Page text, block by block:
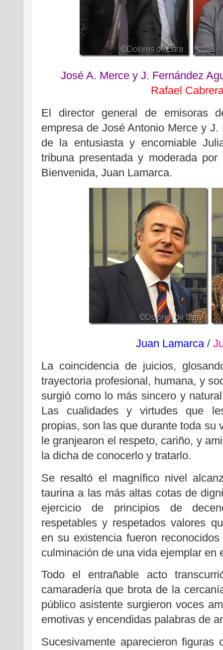
José A. Merce y J. Fernández
Rafael
El director general de emisoras
empresa de José Antonio Merce y
de la entusiasta y encomiable
tribuna presentada y moderada
Bienvenida, Juan Lamarca.
Juan Lamarca /
La coincidencia de juicios,
trayectoria profesional, humana, y
surgió como lo más sincero y
Las cualidades y virtudes que
propias, son las que durante toda su
le granjearon el respeto, cariño, y
la dicha de conocerlo y tratarlo.
Se resaltó el magnífico nivel
taurina a las más altas cotas de
ejercicio de principios de
respetables y respetados valores
en su existencia fueron
culminación de una vida ejemplar en
Todo el entrañable acto
camaradería que brota de la
público asistente surgieron voces
emotivas y encendidas palabras de
Sucesivamente aparecieron